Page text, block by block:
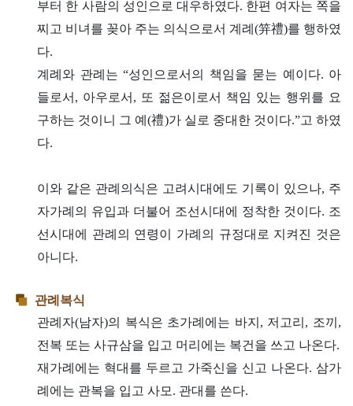
부터 한 사람의 성인으로 대우하였다. 한편 여자는 쪽을
찌고 비녀를 꽂아 주는 의식으로서 계례(笄禮)를 행하였
다.
계례와 관례는 “성인으로서의 책임을 묻는 예이다. 아
들로서, 아우로서, 또 젊은이로서 책임 있는 행위를 요
구하는 것이니 그 예(禮)가 실로 중대한 것이다.”고 하였
다.
이와 같은 관례의식은 고려시대에도 기록이 있으나, 주
자가례의 유입과 더불어 조선시대에 정착한 것이다. 조
선시대에 관례의 연령이 가례의 규정대로 지켜진 것은
아니다.
관례복식
관례자(남자)의 복식은 초가례에는 바지, 저고리, 조끼,
전복 또는 사규삼을 입고 머리에는 복건을 쓰고 나온다.
재가례에는 혁대를 두르고 가죽신을 신고 나온다. 삼가
례에는 관복을 입고 사모. 관대를 쓴다.